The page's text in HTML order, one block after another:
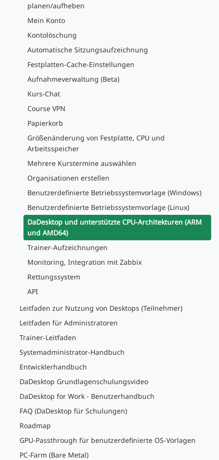
planen/aufheben
Mein Konto
Kontolöschung
Automatische Sitzungsaufzeichnung
Festplatten-Cache-Einstellungen
Aufnahmeverwaltung (Beta)
Kurs-Chat
Course VPN
Papierkorb
Größenänderung von Festplatte, CPU und
Arbeitsspeicher
Mehrere Kurstermine auswählen
Organisationen erstellen
Benutzerdefinierte Betriebssystemvorlage (Windows)
Benutzerdefinierte Betriebssystemvorlage (Linux)
DaDesktop und unterstützte CPU-Architekturen (ARM
und AMD64)
Trainer-Aufzeichnungen
Monitoring, Integration mit Zabbix
Rettungssystem
API
Leitfaden zur Nutzung von Desktops (Teilnehmer)
Leitfaden für Administratoren
Trainer-Leitfaden
Systemadministrator-Handbuch
Entwicklerhandbuch
DaDesktop Grundlagenschulungsvideo
DaDesktop for Work - Benutzerhandbuch
FAQ (DaDesktop für Schulungen)
Roadmap
GPU-Passthrough für benutzerdefinierte OS-Vorlagen
PC-Farm (Bare Metal)